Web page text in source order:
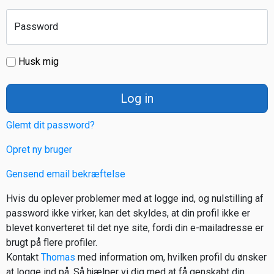
Password
Husk mig
Log in
Glemt dit password?
Opret ny bruger
Gensend email bekræftelse
Hvis du oplever problemer med at logge ind, og nulstilling af
password ikke virker, kan det skyldes, at din profil ikke er
blevet konverteret til det nye site, fordi din e-mailadresse er
brugt på flere profiler.
Kontakt Thomas med information om, hvilken profil du ønsker